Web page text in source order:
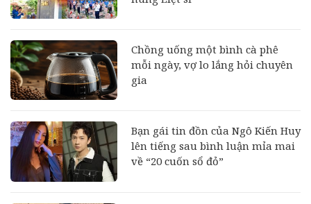
Chồng uống một bình cà phê
mỗi ngày, vợ lo lắng hỏi chuyên
gia
Bạn gái tin đồn của Ngô Kiến Huy
lên tiếng sau bình luận mỉa mai
về “20 cuốn sổ đỏ”